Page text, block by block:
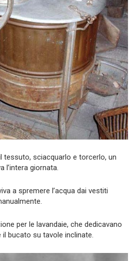
tessuto, sciacquarlo e torcerlo, un
l’intera giornata.
a spremere l’acqua dai vestiti
per le lavandaie, che dedicavano
bucato su tavole inclinate.